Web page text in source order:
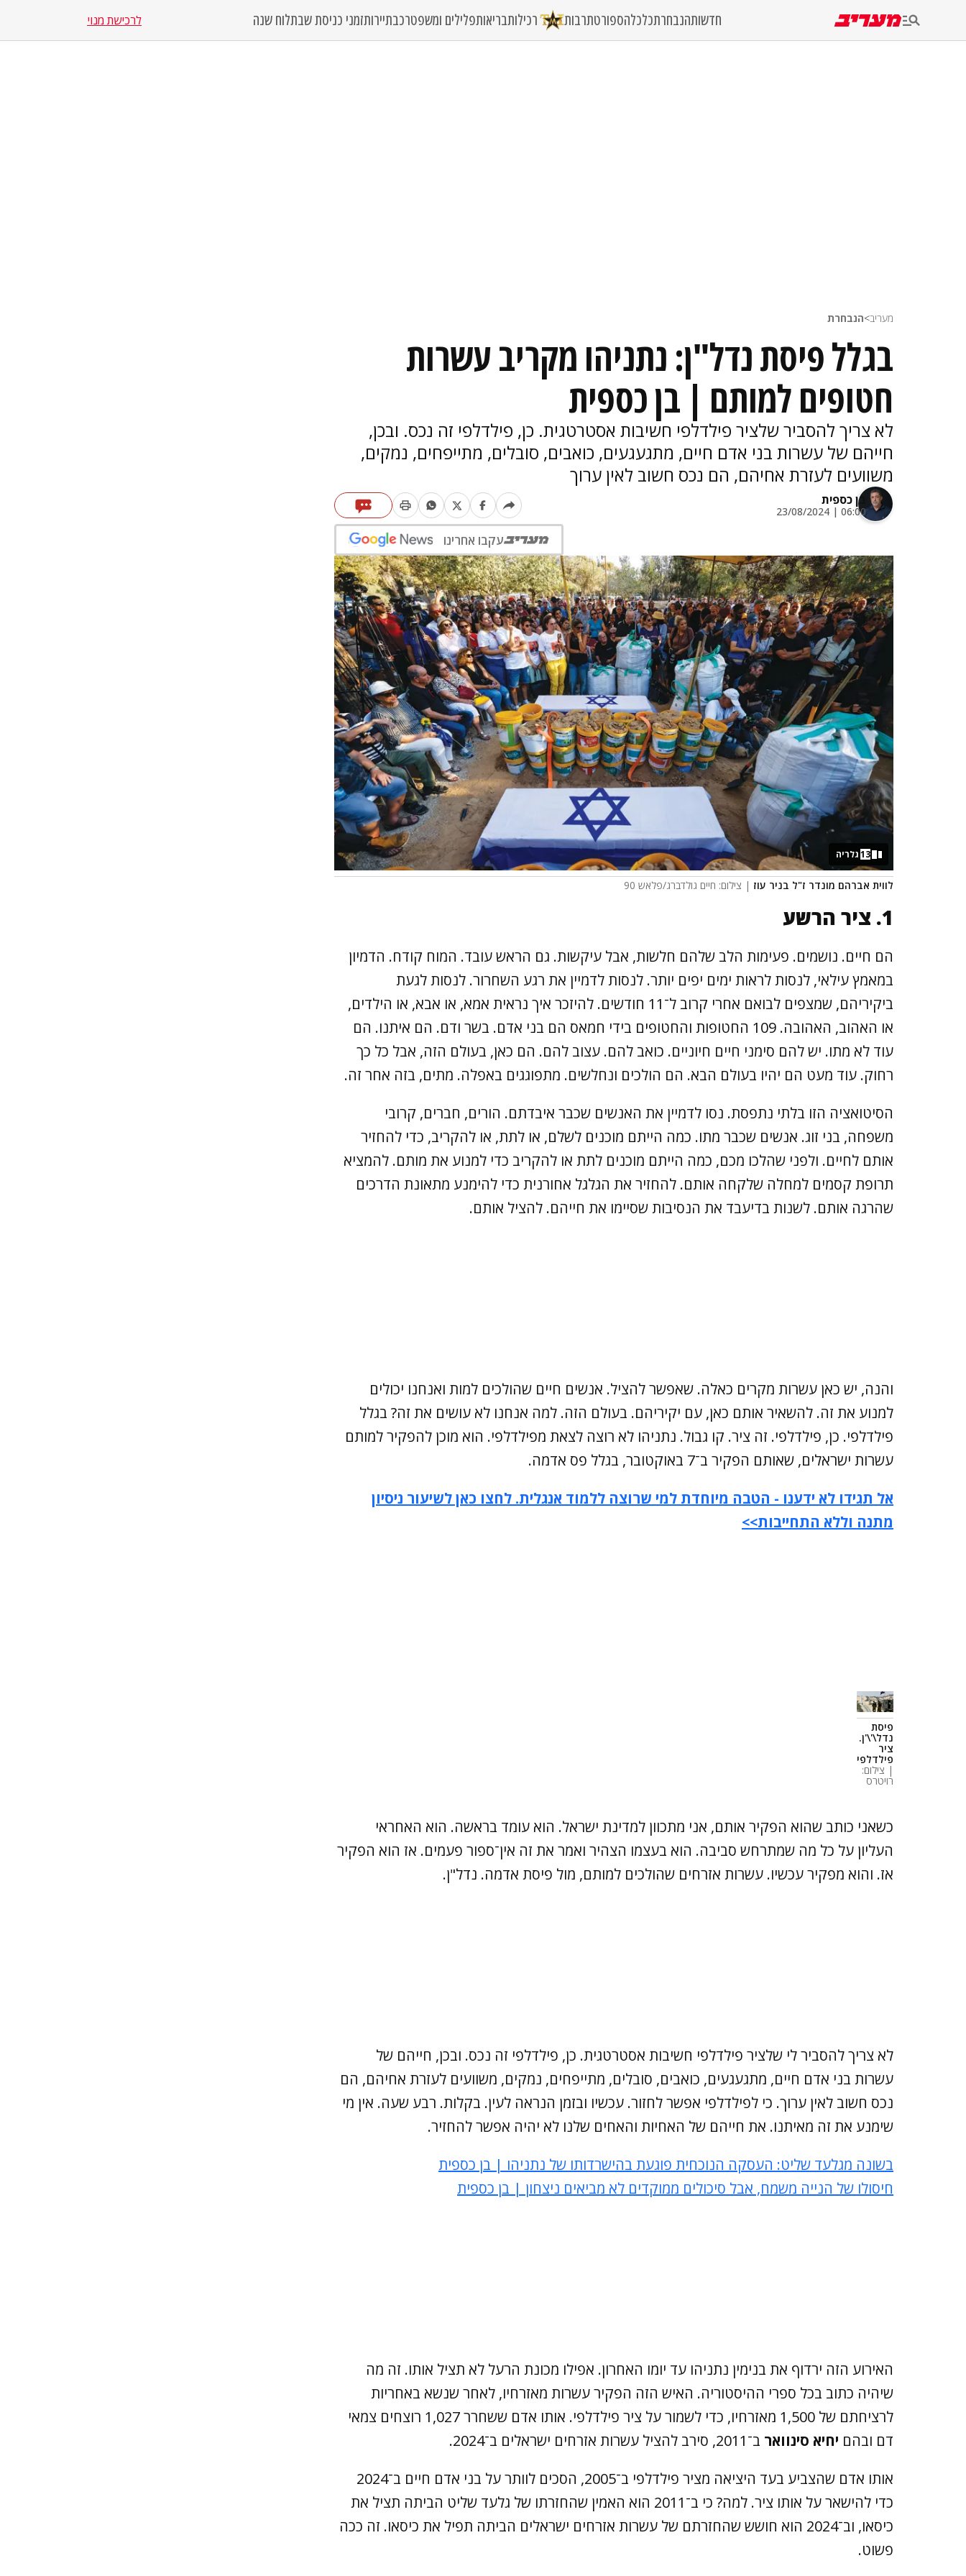
חדשותהנבחרתכלכלהספורטתרבות רכילותבריאותפלילים ומשפטרכבתיירותזמני כניסת שבתלוח שנה לרכישת מנוי
מעריב>הנבחרת
בגלל פיסת נדל"ן: נתניהו מקריב עשרות
חטופים למותם | בן כספית
לא צריך להסביר שלציר פילדלפי חשיבות אסטרטגית. כן, פילדלפי זה נכס. ובכן,
חייהם של עשרות בני אדם חיים, מתגעגעים, כואבים, סובלים, מתייפחים, נמקים,
משוועים לעזרת אחיהם, הם נכס חשוב לאין ערוך
בן כספית
06:00 | 23/08/2024
עקבו אחרינו
לווית אברהם מונדר ז"ל בניר עוז | צילום: חיים גולדברג/פלאש 90
13 גלריה
1. ציר הרשע
הם חיים. נושמים. פעימות הלב שלהם חלשות, אבל עיקשות. גם הראש עובד. המוח קודח. הדמיון
במאמץ עילאי, לנסות לראות ימים יפים יותר. לנסות לדמיין את רגע השחרור. לנסות לגעת
ביקיריהם, שמצפים לבואם אחרי קרוב ל־11 חודשים. להיזכר איך נראית אמא, או אבא, או הילדים,
או האהוב, האהובה. 109 החטופות והחטופים בידי חמאס הם בני אדם. בשר ודם. הם איתנו. הם
עוד לא מתו. יש להם סימני חיים חיוניים. כואב להם. עצוב להם. הם כאן, בעולם הזה, אבל כל כך
רחוק. עוד מעט הם יהיו בעולם הבא. הם הולכים ונחלשים. מתפוגגים באפלה. מתים, בזה אחר זה.
הסיטואציה הזו בלתי נתפסת. נסו לדמיין את האנשים שכבר איבדתם. הורים, חברים, קרובי
משפחה, בני זוג. אנשים שכבר מתו. כמה הייתם מוכנים לשלם, או לתת, או להקריב, כדי להחזיר
אותם לחיים. ולפני שהלכו מכם, כמה הייתם מוכנים לתת או להקריב כדי למנוע את מותם. להמציא
תרופת קסמים למחלה שלקחה אותם. להחזיר את הגלגל אחורנית כדי להימנע מתאונת הדרכים
שהרגה אותם. לשנות בדיעבד את הנסיבות שסיימו את חייהם. להציל אותם.
והנה, יש כאן עשרות מקרים כאלה. שאפשר להציל. אנשים חיים שהולכים למות ואנחנו יכולים
למנוע את זה. להשאיר אותם כאן, עם יקיריהם. בעולם הזה. למה אנחנו לא עושים את זה? בגלל
פילדלפי. כן, פילדלפי. זה ציר. קו גבול. נתניהו לא רוצה לצאת מפילדלפי. הוא מוכן להפקיר למותם
עשרות ישראלים, שאותם הפקיר ב־7 באוקטובר, בגלל פס אדמה.
אל תגידו לא ידענו - הטבה מיוחדת למי שרוצה ללמוד אנגלית. לחצו כאן לשיעור ניסיון
מתנה וללא התחייבות>>
פיסת
נדל\'\'ן.
ציר
פילדלפי
| צילום:
רויטרס
כשאני כותב שהוא הפקיר אותם, אני מתכוון למדינת ישראל. הוא עומד בראשה. הוא האחראי
העליון על כל מה שמתרחש סביבה. הוא בעצמו הצהיר ואמר את זה אין־ספור פעמים. אז הוא הפקיר
אז. והוא מפקיר עכשיו. עשרות אזרחים שהולכים למותם, מול פיסת אדמה. נדל"ן.
לא צריך להסביר לי שלציר פילדלפי חשיבות אסטרטגית. כן, פילדלפי זה נכס. ובכן, חייהם של
עשרות בני אדם חיים, מתגעגעים, כואבים, סובלים, מתייפחים, נמקים, משוועים לעזרת אחיהם, הם
נכס חשוב לאין ערוך. כי לפילדלפי אפשר לחזור. עכשיו ובזמן הנראה לעין. בקלות. רבע שעה. אין מי
שימנע את זה מאיתנו. את חייהם של האחיות והאחים שלנו לא יהיה אפשר להחזיר.
בשונה מגלעד שליט: העסקה הנוכחית פוגעת בהישרדותו של נתניהו | בן כספית
חיסולו של הנייה משמח, אבל סיכולים ממוקדים לא מביאים ניצחון | בן כספית
האירוע הזה ירדוף את בנימין נתניהו עד יומו האחרון. אפילו מכונת הרעל לא תציל אותו. זה מה
שיהיה כתוב בכל ספרי ההיסטוריה. האיש הזה הפקיר עשרות מאזרחיו, לאחר שנשא באחריות
לרציחתם של 1,500 מאזרחיו, כדי לשמור על ציר פילדלפי. אותו אדם ששחרר 1,027 רוצחים צמאי
דם ובהם יחיא סינוואר ב־2011, סירב להציל עשרות אזרחים ישראלים ב־2024.
אותו אדם שהצביע בעד היציאה מציר פילדלפי ב־2005, הסכים לוותר על בני אדם חיים ב־2024
כדי להישאר על אותו ציר. למה? כי ב־2011 הוא האמין שהחזרתו של גלעד שליט הביתה תציל את
כיסאו, וב־2024 הוא חושש שהחזרתם של עשרות אזרחים ישראלים הביתה תפיל את כיסאו. זה ככה
פשוט.